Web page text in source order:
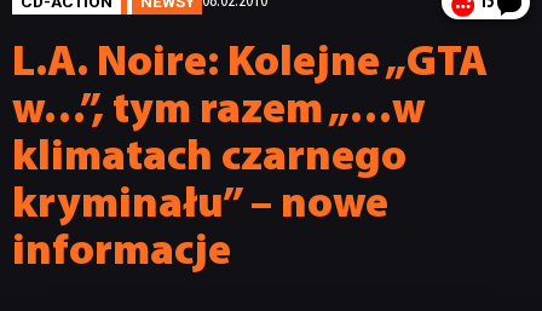
L.A. Noire: Kolejne „GTA
w…”, tym razem „…w
klimatach czarnego
kryminału” – nowe
informacje